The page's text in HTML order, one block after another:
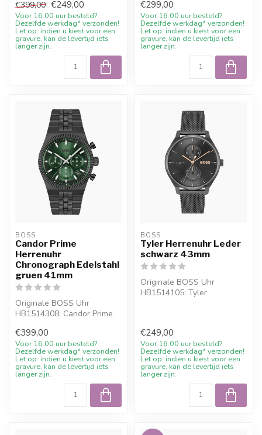
Edelstahl silberfarben ...
€399,00 €249,00
Voor 16.00 uur besteld?
Dezelfde werkdag* verzonden!
Let op: indien u kiest voor een
gravure, kan de levertijd iets
langer zijn.
Online be...
€299,00
Voor 16.00 uur besteld?
Dezelfde werkdag* verzonden!
Let op: indien u kiest voor een
gravure, kan de levertijd iets
langer zijn.
BOSS
Candor Prime
Herrenuhr
Chronograph Edelstahl
gruen 41mm
Originale BOSS Uhr
HB1514308: Candor Prime
Edelstahl gruen...
€399,00
Voor 16.00 uur besteld?
Dezelfde werkdag* verzonden!
Let op: indien u kiest voor een
gravure, kan de levertijd iets
langer zijn.
BOSS
Tyler Herrenuhr Leder
schwarz 43mm
Originale BOSS Uhr
HB1514105: Tyler
€249,00
Voor 16.00 uur besteld?
Dezelfde werkdag* verzonden!
Let op: indien u kiest voor een
gravure, kan de levertijd iets
langer zijn.